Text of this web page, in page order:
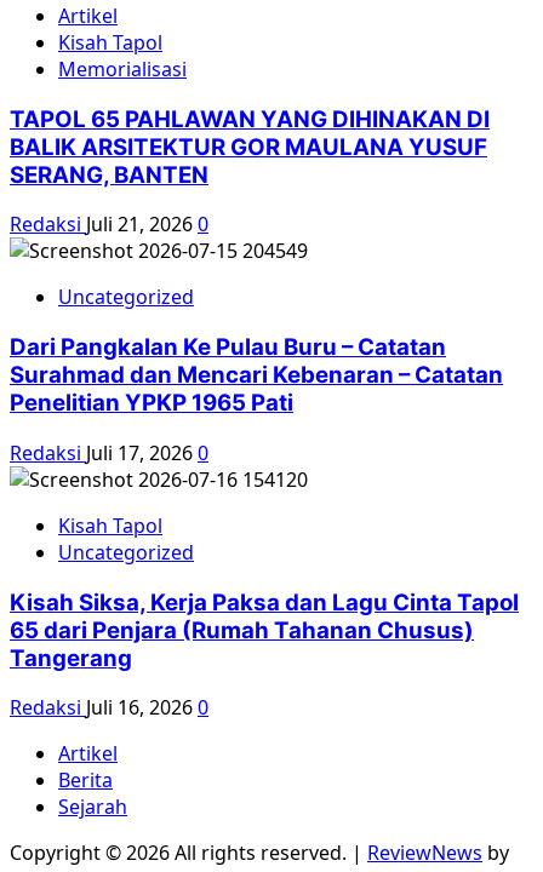
Artikel
Kisah Tapol
Memorialisasi
TAPOL 65 PAHLAWAN YANG DIHINAKAN DI
BALIK ARSITEKTUR GOR MAULANA YUSUF
SERANG, BANTEN
Redaksi Juli 21, 20260
Uncategorized
Dari Pangkalan Ke Pulau Buru – Catatan
Surahmad dan Mencari Kebenaran – Catatan
Penelitian YPKP 1965 Pati
Redaksi Juli 17, 20260
Kisah Tapol
Uncategorized
Kisah Siksa, Kerja Paksa dan Lagu Cinta Tapol
65 dari Penjara (Rumah Tahanan Chusus)
Tangerang
Redaksi Juli 16, 20260
Artikel
Berita
Sejarah
Copyright © 2026 All rights reserved. | ReviewNews by